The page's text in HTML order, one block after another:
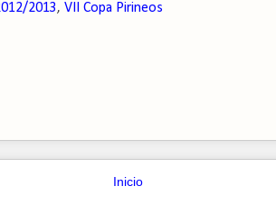
2013, VII Copa Pirineos
Inicio